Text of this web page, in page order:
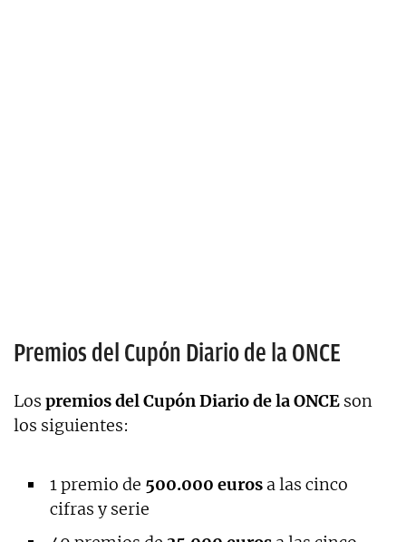
Premios del Cupón Diario de la ONCE
Los premios del Cupón Diario de la ONCE son
los siguientes:
1 premio de 500.000 euros a las cinco
cifras y serie